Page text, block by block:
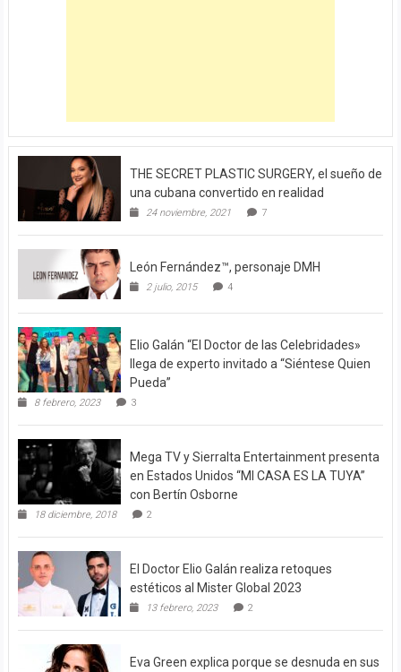
THE SECRET PLASTIC SURGERY, el sueño de
una cubana convertido en realidad
24 noviembre, 2021 7
León Fernández™, personaje DMH
2 julio, 2015 4
Elio Galán “El Doctor de las Celebridades»
llega de experto invitado a “Siéntese Quien
Pueda”
8 febrero, 2023 3
Mega TV y Sierralta Entertainment presenta
en Estados Unidos “MI CASA ES LA TUYA”
con Bertín Osborne
18 diciembre, 2018 2
El Doctor Elio Galán realiza retoques
estéticos al Mister Global 2023
13 febrero, 2023 2
Eva Green explica porque se desnuda en sus